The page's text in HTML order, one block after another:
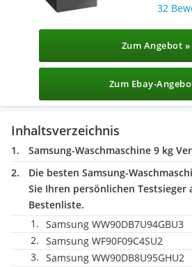
32
Zum Angebot »
Zum Ebay-
Inhaltsverzeichnis
Samsung-Waschmaschine 9 kg
Die besten Samsung-
Sie Ihren persönlichen Testsieger
Bestenliste.
Samsung WW90DB7U94GBU3
Samsung WF90F09C4SU2
Samsung WW90DB8U95GHU2